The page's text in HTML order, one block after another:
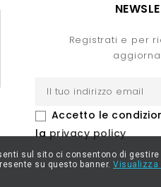
Registrati e per
Accetto le
laprivacy policy
sul sito ci consentono di
su questo banner. Visualizza